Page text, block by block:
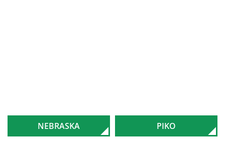
NEBRASKA PIKO